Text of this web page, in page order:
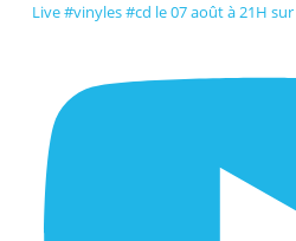
Live #vinyles #cd le 07 août à 21H